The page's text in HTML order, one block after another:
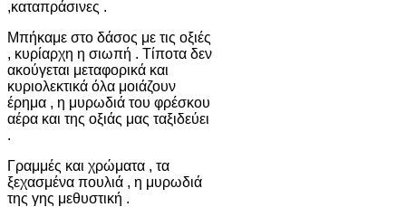
,καταπράσινες .
Μπήκαμε στο δάσος με τις οξιές
, κυρίαρχη η σιωπή . Τίποτα δεν
ακούγεται μεταφορικά και
κυριολεκτικά όλα μοιάζουν
έρημα , η μυρωδιά του φρέσκου
αέρα και της οξιάς μας ταξιδεύει
.
Γραμμές και χρώματα , τα
ξεχασμένα πουλιά , η μυρωδιά
της γης μεθυστική .